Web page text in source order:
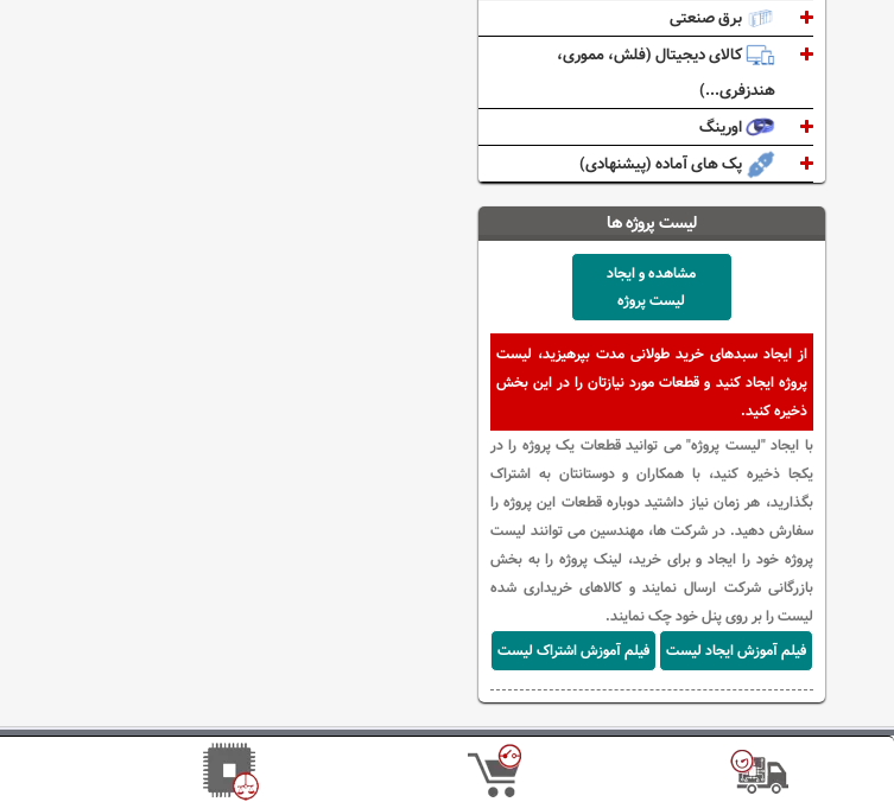
برق صنعتی
کالای دیجیتال (فلش، مموری،
هندزفری...)
اورینگ
پک های آماده (پیشنهادی)
لیست پروژه ها
مشاهده و ایجاد
لیست پروژه
از ایجاد سبدهای خرید طولانی مدت بپرهیزید، لیست
پروژه ایجاد کنید و قطعات مورد نیازتان را در این بخش
ذخیره کنید.
با ایجاد "لیست پروژه" می توانید قطعات یک پروژه را در
یکجا ذخیره کنید، با همکاران و دوستانتان به اشتراک
بگذارید، هر زمان نیاز داشتید دوباره قطعات این پروژه را
سفارش دهید. در شرکت ها، مهندسین می توانند لیست
پروژه خود را ایجاد و برای خرید، لینک پروژه را به بخش
بازرگانی شرکت ارسال نمایند و کالاهای خریداری شده
لیست را بر روی پنل خود چک نمایند.
فیلم آموزش ایجاد لیست
فیلم آموزش اشتراک لیست